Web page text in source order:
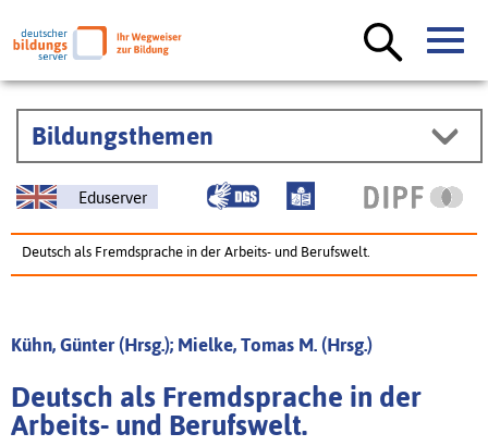
Bildungsthemen
Eduserver
Deutsch als Fremdsprache in der Arbeits- und Berufswelt.
Kühn, Günter (Hrsg.); Mielke, Tomas M. (Hrsg.)
Deutsch als Fremdsprache in der
Arbeits- und Berufswelt.